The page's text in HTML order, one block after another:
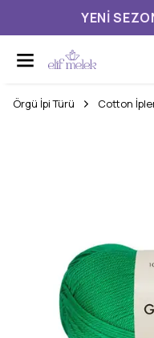
YENI
Örgü İpi Türü Cotton